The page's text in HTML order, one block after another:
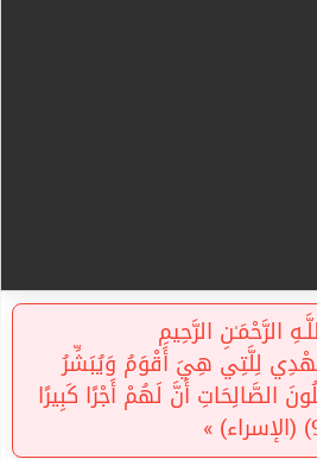
الرَّحْمَـٰنِ الرَّحِيمِ
لِلَّتِي هِيَ أَقْوَمُ وَيُبَشِّرُ
الصَّالِحَاتِ أَنَّ لَهُمْ أَجْرًا كَبِيرًا